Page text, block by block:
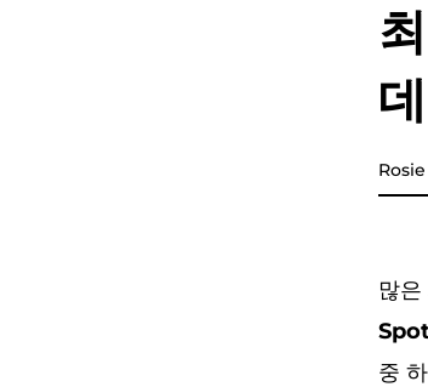
애플 뮤직 변환기
Amazon Music
Rosie
많
중